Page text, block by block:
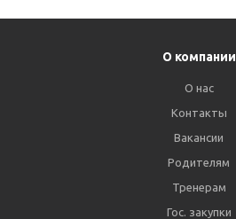
О компании
О нас
Контакты
Вакансии
Родителям
Тренерам
Гос. закупки